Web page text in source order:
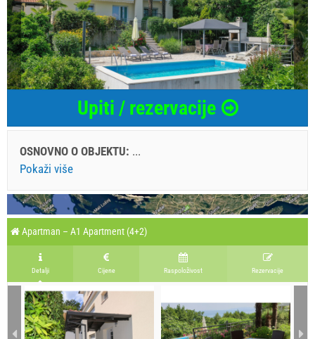
Upiti / rezervacije
OSNOVNO O OBJEKTU: ...
Pokaži više
Apartman – A1 Apartment (4+2)
Detalji Cijene Raspoloživost Rezervacije